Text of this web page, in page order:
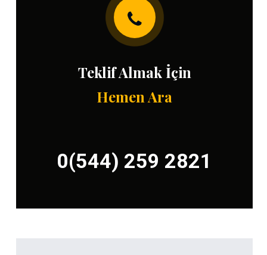
Teklif Almak İçin
Hemen Ara
0(544) 259 2821